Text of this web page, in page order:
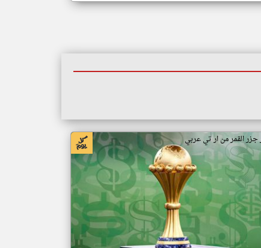
جزر القمر من ار تي عربي